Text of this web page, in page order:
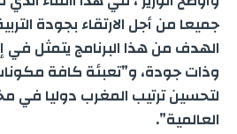
r
جميعا من أجل الارتقاء بجودة
الهدف من هذا البرنامج يتمثل
وذات جودة، و”تعبئة كافة
لتحسين ترتيب المغرب دوليا في
العالمية”.